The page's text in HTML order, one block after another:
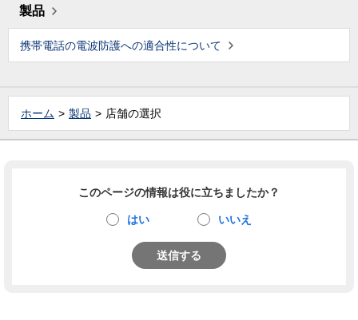
製品
携帯電話の電波防護への適合性について
ホーム 製品 店舗の選択
このページの情報は役に立ちましたか？
はい いいえ
送信する